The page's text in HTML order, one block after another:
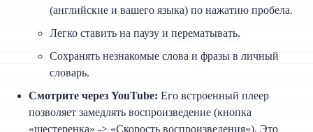
(английские и вашего языка) по нажатию пробела.
Легко ставить на паузу и перематывать.
Сохранять незнакомые слова и фразы в личный
словарь.
Смотрите через YouTube: Его встроенный плеер
позволяет замедлять воспроизведение (кнопка
«шестеренка» -> «Скорость воспроизведения»). Это